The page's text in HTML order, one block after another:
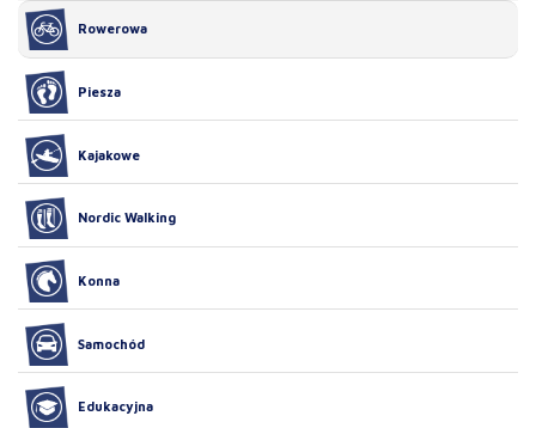
Rowerowa
Piesza
Kajakowe
Nordic Walking
Konna
Samochód
Edukacyjna